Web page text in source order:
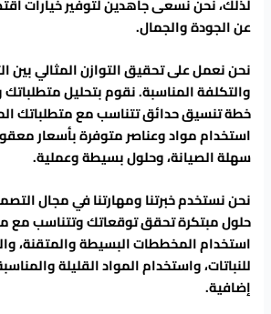
عن الجودة والجمال.
نحن نعمل على تحقيق التوازن المثالي بين
والتكلفة المناسبة. نقوم بتحليل
خطة تنسيق حدائق تتناسب مع متطلباتك
استخدام مواد وعناصر متوفرة بأسعار
سهلة الصيانة، وحلول بسيطة وعملية.
نحن نستخدم خبرتنا ومهارتنا في مجال
حلول مبتكرة تحقق توقعاتك وتتناسب مع
استخدام المخططات البسيطة والمتقنة،
للنباتات، واستخدام المواد القليلة
إضافية.